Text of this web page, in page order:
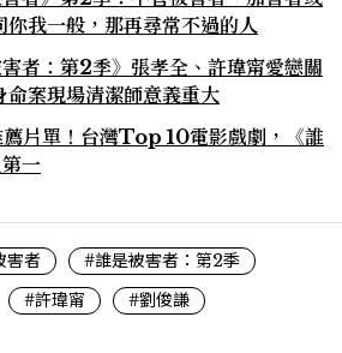
你我一般，那再尋常不過的人
者：第2季》張孝全、許瑋甯愛戀關
命案現場清潔師意義重大
片單！台灣Top 10電影戲劇，《誰
一
害者
#誰是被害者：第2季
#許瑋甯 #劉俊謙